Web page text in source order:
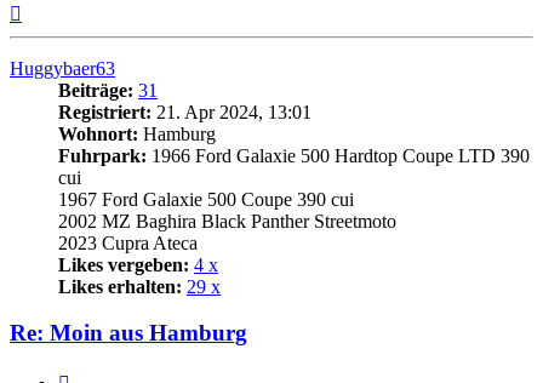
Huggybaer63
Beiträge: 31
Registriert: 21. Apr 2024, 13:01
Wohnort: Hamburg
Fuhrpark: 1966 Ford Galaxie 500 Hardtop Coupe LTD 390
cui
1967 Ford Galaxie 500 Coupe 390 cui
2002 MZ Baghira Black Panther Streetmoto
2023 Cupra Ateca
Likes vergeben: 4 x
Likes erhalten: 29 x
Re: Moin aus Hamburg